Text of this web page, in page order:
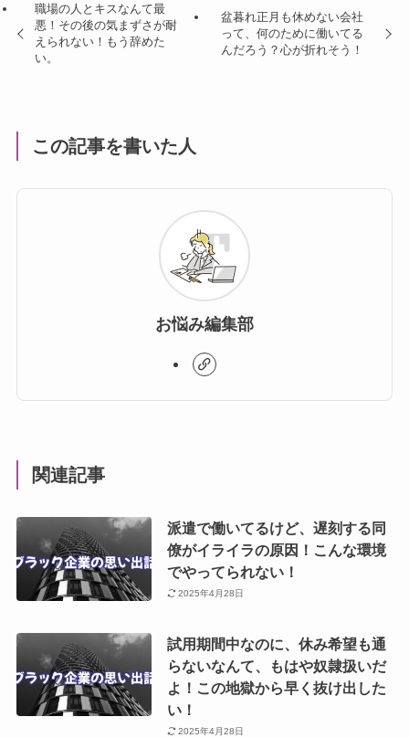
職場の人とキスなんて最
悪！その後の気まずさが耐
えられない！もう辞めた
い。
盆暮れ正月も休めない会社
って、何のために働いてる
んだろう？心が折れそう！
この記事を書いた人
お悩み編集部
関連記事
派遣で働いてるけど、遅刻する同
僚がイライラの原因！こんな環境
でやってられない！
2025年4月28日
試用期間中なのに、休み希望も通
らないなんて、もはや奴隷扱いだ
よ！この地獄から早く抜け出した
い！
2025年4月28日